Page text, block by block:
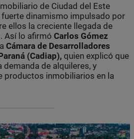
de Ciudad del Este
fuerte dinamismo impulsado por
ellos la creciente llegada de
Así lo afirmó Carlos Gómez
Cámara de Desarrolladores
(Cadiap), quien explicó que
de alquileres, y
productos inmobiliarios en la